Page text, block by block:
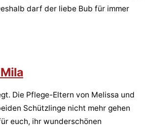
darf der liebe Bub für immer
Die Pflege-Eltern von Melissa und
Schützlinge nicht mehr gehen
euch, ihr wunderschönen